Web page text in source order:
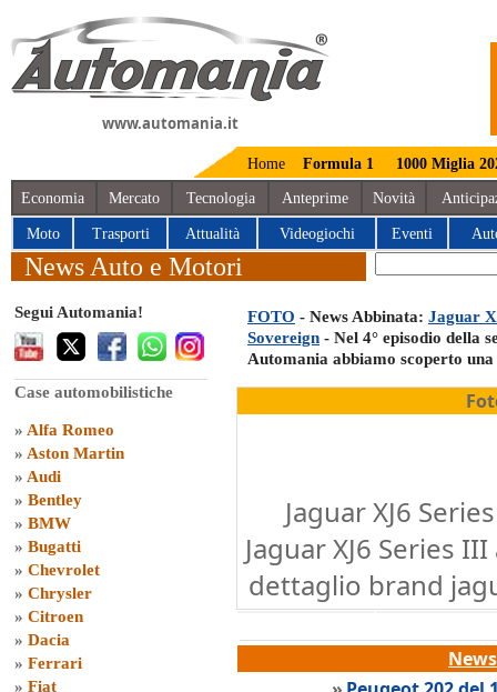
www.automania.it
Home Formula 1 1000 Miglia
Economia Mercato Tecnologia Anteprime Novità
Moto Trasporti Attualità Videogiochi Eventi
News Auto e Motori
Segui Automania!
Case automobilistiche
» Alfa Romeo
» Aston Martin
» Audi
» Bentley
» BMW
» Bugatti
» Chevrolet
» Chrysler
» Citroen
» Dacia
» Ferrari
» Fiat
FOTO - News Abbinata: Jaguar
Sovereign - Nel 4° episodio della
Automania abbiamo scoperto
Jaguar XJ6
Jaguar XJ6 Series
dettaglio brand